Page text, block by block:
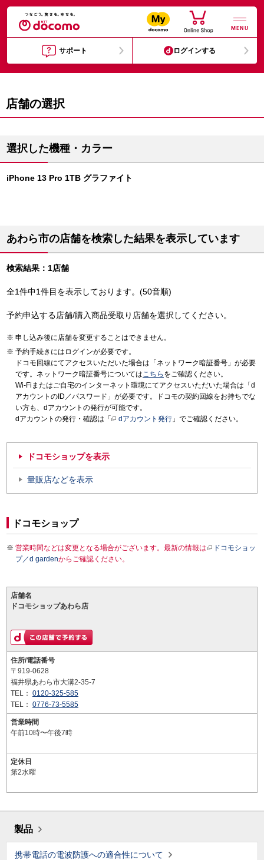
MENU
サポート ログインする
店舗の選択
選択した機種・カラー
iPhone 13 Pro 1TB グラファイト
あわら市の店舗を検索した結果を表示しています
検索結果：1店舗
全1件中1件目を表示しております。(50音順)
予約申込する店舗/購入商品受取り店舗を選択してください。
申し込み後に店舗を変更することはできません。
予約手続きにはログインが必要です。
ドコモ回線にてアクセスいただいた場合は「ネットワーク暗証番号」が必要
です。ネットワーク暗証番号についてはこちら をご確認ください。
Wi-Fiまたはご自宅のインターネット環境にてアクセスいただいた場合は「d
アカウントのID／パスワード」が必要です。ドコモの契約回線をお持ちでな
い方も、dアカウントの発行が可能です。
dアカウントの発行・確認は「
dアカウント発行 」でご確認ください。
ドコモショップを表示
量販店などを表示
ドコモショップ
営業時間などは変更となる場合がございます。最新の情報は
ドコモショッ
プ／d gardenからご確認ください。
店舗名
ドコモショップあわら店
住所/電話番号
〒919-0628
福井県あわら市大溝2-35-7
TEL： 0120-325-585
TEL： 0776-73-5585
営業時間
午前10時〜午後7時
定休日
第2水曜
製品
携帯電話の電波防護への適合性について